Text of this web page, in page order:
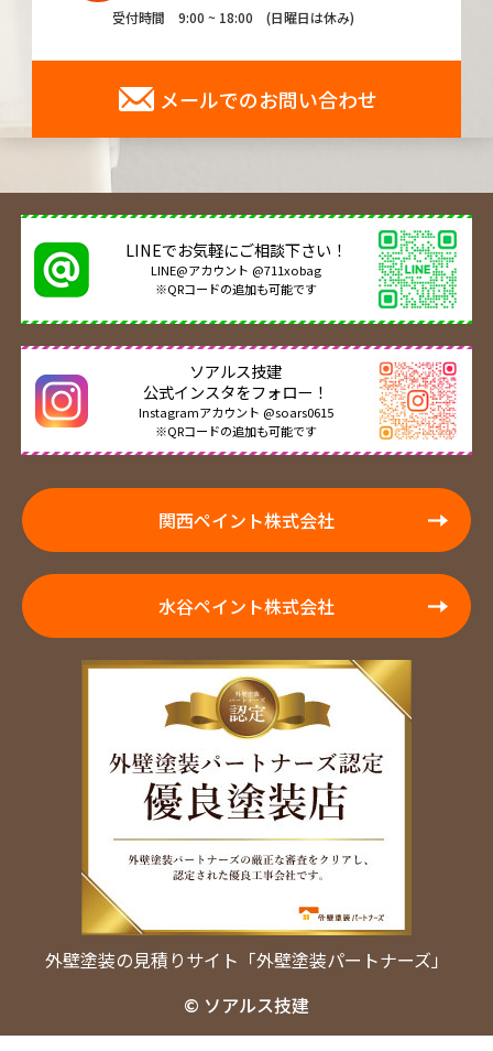
受付時間 9:00 ~ 18:00 (日曜日は休み)
メールでのお問い合わせ
LINEでお気軽にご相談下さい！
LINE@アカウント @711xobag
※QRコードの追加も可能です
ソアルス技建
公式インスタをフォロー！
Instagramアカウント @soars0615
※QRコードの追加も可能です
関西ペイント株式会社
水谷ペイント株式会社
外壁塗装の見積りサイト「外壁塗装パートナーズ」
© ソアルス技建